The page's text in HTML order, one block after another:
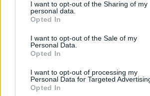
I want to opt-out of the Sharing of my
personal data.
Opted In
I want to opt-out of the Sale of my
Personal Data.
Opted In
I want to opt-out of processing my
Personal Data for Targeted
Opted In
Το ΝΑΤ γιόρτασε την Ημέρα της
ξεχωριστή εκδήλωση «Η Γυναίκα